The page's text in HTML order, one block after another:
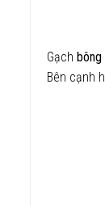
Gạch
Bên cạnh